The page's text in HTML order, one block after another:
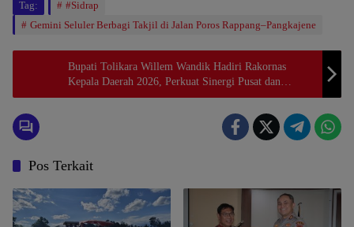
Tag:
#Sidrap
Gemini Seluler Berbagi Takjil di Jalan Poros Rappang–Pangkajene
Bupati Tolikara Willem Wandik Hadiri Rakornas
Kepala Daerah 2026, Perkuat Sinergi Pusat dan
Daerah Menuju Indonesia Emas
Pos Terkait